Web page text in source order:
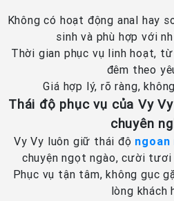
Không có hoạt động anal hay
sinh và phù hợp với
Thời gian phục vụ linh hoạt,
đêm theo
Giá hợp lý, rõ ràng,
Thái độ phục vụ của Vy
chuyên
Vy Vy luôn giữ thái độ ngoan
chuyện ngọt ngào, cười
Phục vụ tận tâm, không gục
lòng khách